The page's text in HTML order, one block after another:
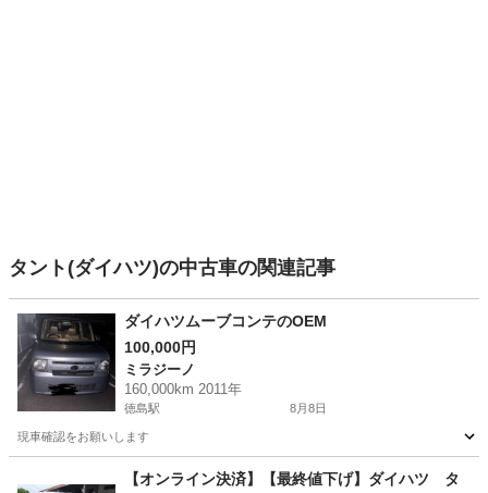
タント(ダイハツ)の中古車の関連記事
ダイハツムーブコンテのOEM
100,000円
ミラジーノ
160,000km 2011年
徳島駅 8月8日
現車確認をお願いします
徳島駅 ミラジーノ
【オンライン決済】【最終値下げ】ダイハツ タ